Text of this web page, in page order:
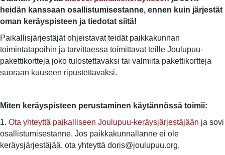
heidän kanssaan osallistumisestanne, ennen kuin järjestät
oman keräyspisteen ja tiedotat siitä!
Paikallisjärjestäjät ohjeistavat teidät paikkakunnan
toimintatapoihin ja tarvittaessa toimittavat teille Joulupuu-
pakettikortteja joko tulostettavaksi tai valmiita pakettikortteja
suoraan kuuseen ripustettavaksi.
Miten keräyspisteen perustaminen käytännössä toimii:
1. Ota yhteyttä paikalliseen Joulupuu-keräysjärjestäjään ja sovi
osallistumisestanne. Jos paikkakunnallanne ei ole
keräysjärjestäjää, ota yhteyttä doris@joulupuu.org.